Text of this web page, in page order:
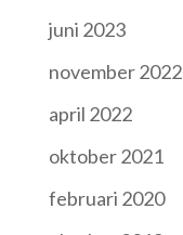
juni 2023
november 2022
april 2022
oktober 2021
februari 2020